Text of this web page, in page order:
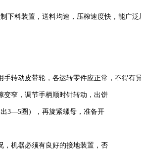
下料装置，送料均速，压榨速度快，能广
转动皮带轮，各运转零件应正常，不得有
变窄，调节手柄顺时针转动，出饼
3—5圈），再旋紧螺母，准备开
，机器必须有良好的接地装置，否